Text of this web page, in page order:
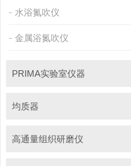
水浴氮吹仪
金属浴氮吹仪
PRIMA实验室仪器
均质器
高通量组织研磨仪